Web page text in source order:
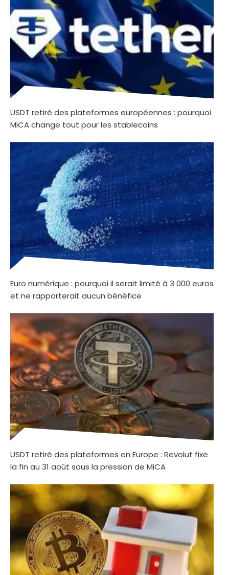
USDT retiré des plateformes européennes : pourquoi
MiCA change tout pour les stablecoins
Euro numérique : pourquoi il serait limité à 3 000 euros
et ne rapporterait aucun bénéfice
USDT retiré des plateformes en Europe : Revolut fixe
la fin au 31 août sous la pression de MiCA